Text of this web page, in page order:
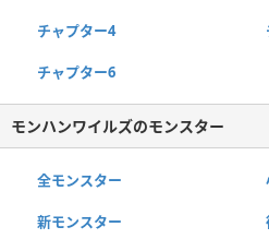
チャプター4
チャプター6
モンハンワイルズのモンスター
全モンスター
新モンスター